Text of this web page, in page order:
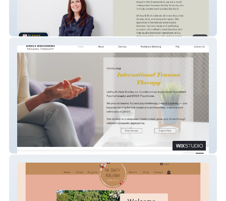
Willow & Birch
International Trauma Therapy